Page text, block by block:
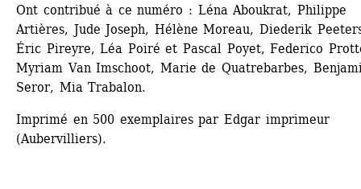
Ont contribué à ce numéro : Léna Aboukrat, Philippe
Artières, Jude Joseph, Hélène Moreau, Diederik
Éric Pireyre, Léa Poiré et Pascal Poyet, Federico
Myriam Van Imschoot, Marie de Quatrebarbes,
Seror, Mia Trabalon.
Imprimé en 500 exemplaires par Edgar imprimeur
(Aubervilliers).